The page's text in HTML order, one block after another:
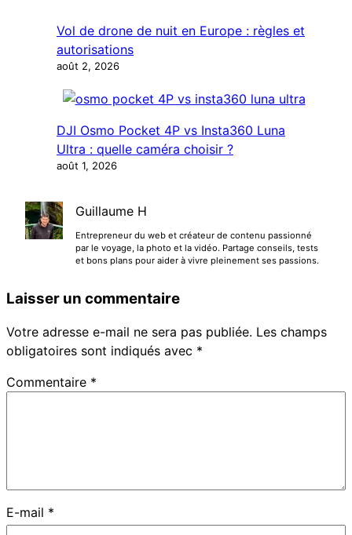
Vol de drone de nuit en Europe : règles et
autorisations
août 2, 2026
DJI Osmo Pocket 4P vs Insta360 Luna
Ultra : quelle caméra choisir ?
août 1, 2026
Guillaume H
Entrepreneur du web et créateur de contenu passionné
par le voyage, la photo et la vidéo. Partage conseils, tests
et bons plans pour aider à vivre pleinement ses passions.
Laisser un commentaire
Votre adresse e-mail ne sera pas publiée. Les champs
obligatoires sont indiqués avec *
Commentaire *
E-mail *